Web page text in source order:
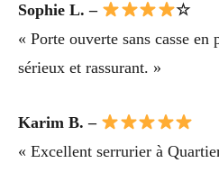
Sophie L. –
☆
« Porte ouverte sans casse
sérieux et rassurant. »
Karim B. –
« Excellent serrurier à